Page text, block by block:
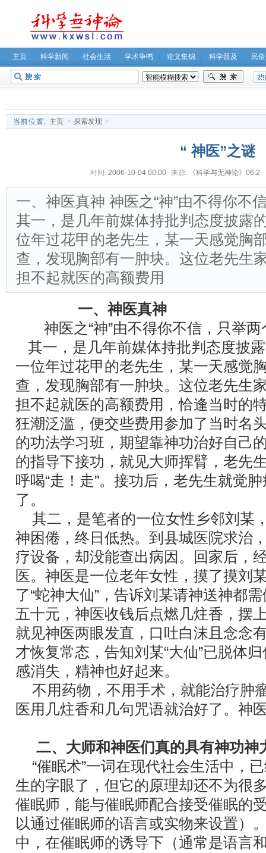
主页 科学新闻 社会生活 学术争鸣 论文集锦 科学普及 民
无神论坛
当前位置: 主页 > 探索发现 >
“ 神医”之谜
时间: 2006-10-04 00:00 来源: 《科学与无神论》06.2
一、神医真神 神医之“神”由不得你不
其一，是几年前媒体持批判态度披露
位年过花甲的老先生，某一天感觉胸
查，发现胸部有一肿块。这位老先生
担不起就医的高额费用
一、神医真神
神医之“神”由不得你不信，只举两
其一，是几年前媒体持批判态度披
一位年过花甲的老先生，某一天感觉
查，发现胸部有一肿块。这位老先生
担不起就医的高额费用，恰逢当时的
狂潮泛滥，便交些费用参加了当时名
的功法学习班，期望靠神功治好自己
的指导下接功，就见大师挥臂，老先
呼喝“走！走”。接功后，老先生就觉
了。
其二，是笔者的一位女性乡邻刘某
神困倦，终日低热。到县城医院求治
疗设备，却没能查出病因。回家后，
医。神医是一位老年女性，摸了摸刘
了“蛇神大仙”，告诉刘某请神送神都
五十元，神医收钱后点燃几炷香，摆
就见神医两眼发直，口吐白沫且念念
才恢复常态，告知刘某“大仙”已脱体
感消失，精神也好起来。
不用药物，不用手术，就能治疗肿
医用几炷香和几句咒语就治好了。神
二、大师和神医们真的具有神功神
“催眠术”一词在现代社会生活中，
生的字眼了，但它的原理却还不为很
催眠师，能与催眠师配合接受催眠的
以通过催眠师的语言或实物来设置）
中，在催眠师的诱导下（通常是语言